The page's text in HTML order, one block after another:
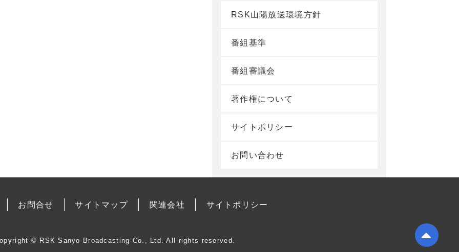
RSK山陽放送環境方針
番組基準
番組審議会
著作権について
サイトポリシー
お問い合わせ
お問合せ サイトマップ 関連会社 サイトポリシー
© RSK Sanyo Broadcasting Co., Ltd. All rights reserved.